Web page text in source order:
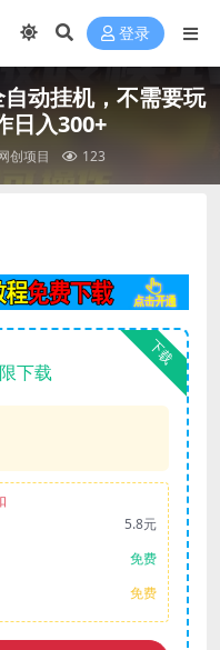
登录
动挂机，不需要玩
日入300+
创项目 123
下载
下载
5.8元
免费
免费